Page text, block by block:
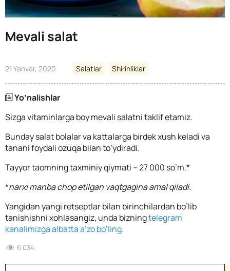
Mevali salat
21 Yanvar, 2020 Salatlar Shirinliklar
Yo’nalishlar
Sizga vitaminlarga boy mevali salatni taklif etamiz.
Bunday salat bolalar va kattalarga birdek xush keladi va
tanani foydali ozuqa bilan to’ydiradi.
Tayyor taomning taxminiy qiymati – 27 000 so’m.*
*narxi manba chop etilgan vaqtgagina amal qiladi.
Yangidan yangi retseptlar bilan birinchilardan bo’lib
tanishishni xohlasangiz, unda bizningtelegram
kanalimizga albatta a’zo bo’ling.
6 034